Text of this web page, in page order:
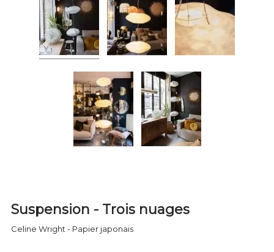
Suspension - Trois nuages
Celine Wright - Papier japonais